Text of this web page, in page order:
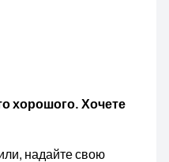
хорошого. Хочете
надайте свою